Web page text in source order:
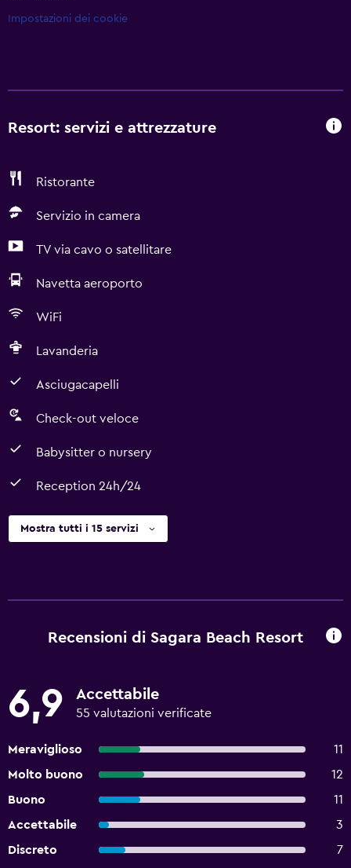
Impostazioni dei cookie
Resort: servizi e attrezzature
Ristorante
Servizio in camera
TV via cavo o satellitare
Navetta aeroporto
WiFi
Lavanderia
Asciugacapelli
Check-out veloce
Babysitter o nursery
Reception 24h/24
Mostra tutti i 15 servizi
Recensioni di Sagara Beach Resort
6,9 Accettabile
55 valutazioni verificate
Meraviglioso
11
Molto buono
12
Buono
11
Accettabile
3
Discreto
7